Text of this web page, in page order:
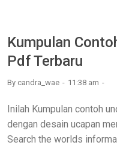
Kumpulan
Pdf Terbaru
By candra_wae 11:38 am
Inilah Kumpulan contoh
dengan desain ucapan
Search the worlds